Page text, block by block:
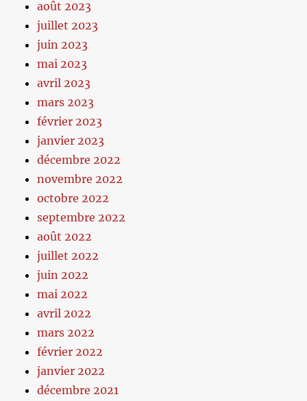
août 2023
juillet 2023
juin 2023
mai 2023
avril 2023
mars 2023
février 2023
janvier 2023
décembre 2022
novembre 2022
octobre 2022
septembre 2022
août 2022
juillet 2022
juin 2022
mai 2022
avril 2022
mars 2022
février 2022
janvier 2022
décembre 2021